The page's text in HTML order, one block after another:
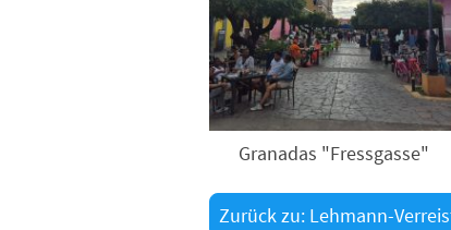
Granadas "Fressgasse"
Zurück zu: Lehmann-